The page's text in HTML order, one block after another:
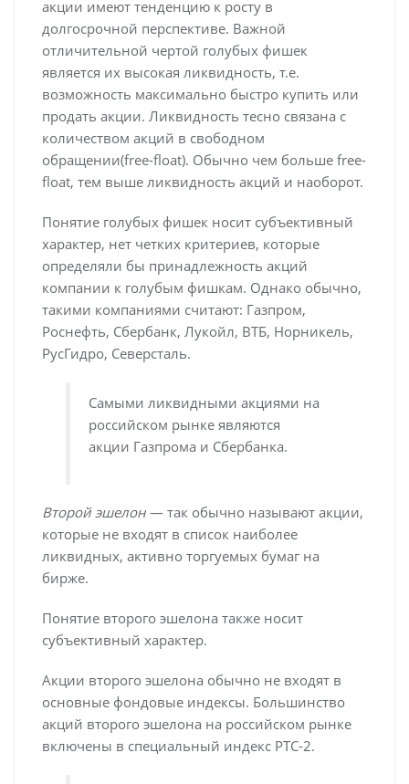
акции имеют тенденцию к росту в
долгосрочной перспективе. Важной
отличительной чертой голубых фишек
является их высокая ликвидность, т.е.
возможность максимально быстро купить или
продать акции. Ликвидность тесно связана с
количеством акций в свободном
обращении(free-float). Обычно чем больше free-
float, тем выше ликвидность акций и наоборот.
Понятие голубых фишек носит субъективный
характер, нет четких критериев, которые
определяли бы принадлежность акций
компании к голубым фишкам. Однако обычно,
такими компаниями считают: Газпром,
Роснефть, Сбербанк, Лукойл, ВТБ, Норникель,
РусГидро, Северсталь.
Самыми ликвидными акциями на
российском рынке являются
акции Газпрома и Сбербанка.
Второй эшелон — так обычно называют акции,
которые не входят в список наиболее
ликвидных, активно торгуемых бумаг на
бирже.
Понятие второго эшелона также носит
субъективный характер.
Акции второго эшелона обычно не входят в
основные фондовые индексы. Большинство
акций второго эшелона на российском рынке
включены в специальный индекс РТС-2.